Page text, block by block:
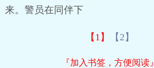
来。警员在同伴下
【1】 【2】
『加入书签，方便阅读』